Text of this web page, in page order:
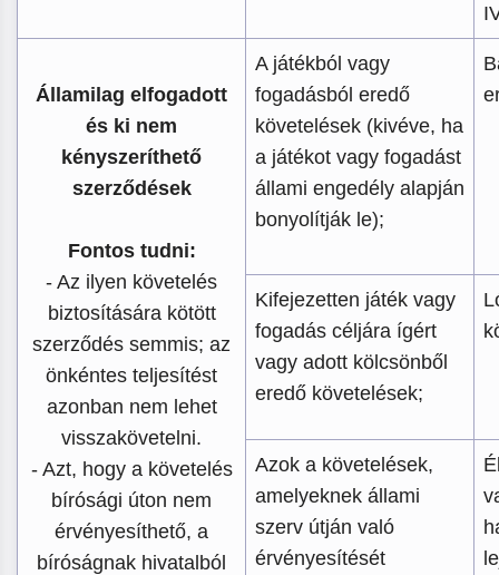
Államilag elfogadott
és ki nem
kényszeríthető
szerződések
Fontos tudni:
- Az ilyen követelés
biztosítására kötött
szerződés semmis; az
önkéntes teljesítést
azonban nem lehet
visszakövetelni.
- Azt, hogy a követelés
bírósági úton nem
érvényesíthető, a
bíróságnak hivatalból
A játékból vagy
fogadásból eredő
követelések (kivéve, ha
a játékot vagy fogadást
állami engedély alapján
bonyolítják le);
Kifejezetten játék vagy
fogadás céljára ígért
vagy adott kölcsönből
eredő követelések;
Azok a követelések,
amelyeknek állami
szerv útján való
érvényesítését